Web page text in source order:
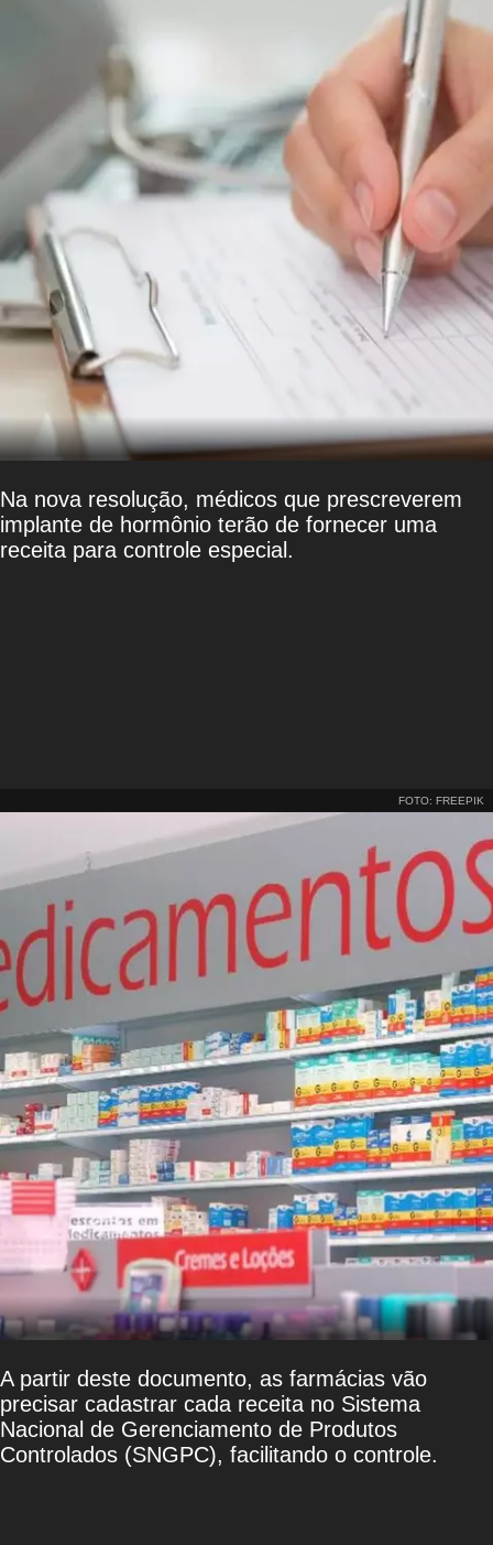
Na nova resolução, médicos que prescreverem
implante de hormônio terão de fornecer uma
receita para controle especial.
FOTO: FREEPIK
A partir deste documento, as farmácias vão
precisar cadastrar cada receita no Sistema
Nacional de Gerenciamento de Produtos
Controlados (SNGPC), facilitando o controle.